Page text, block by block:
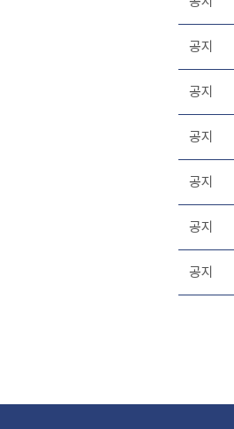
공지
공지
공지
공지
공지
공지